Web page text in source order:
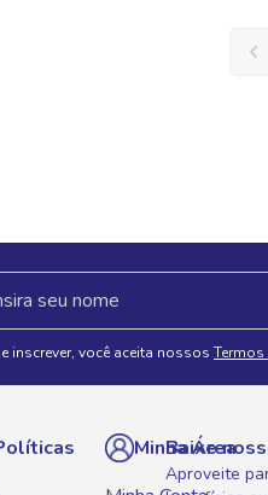
inscrever, você aceita nossos
Minha Área
Baixe
Aproveite